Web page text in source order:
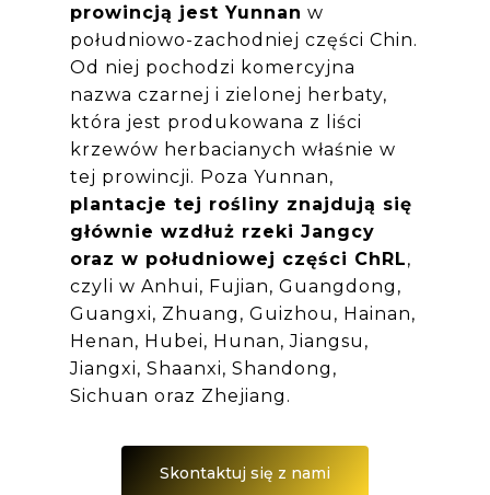
prowincją jest Yunnan w
południowo-zachodniej części Chin.
Od niej pochodzi komercyjna
nazwa czarnej i zielonej herbaty,
która jest produkowana z liści
krzewów herbacianych właśnie w
tej prowincji. Poza Yunnan,
plantacje tej rośliny znajdują się
głównie wzdłuż rzeki Jangcy
oraz w południowej części ChRL,
czyli w Anhui, Fujian, Guangdong,
Guangxi, Zhuang, Guizhou, Hainan,
Henan, Hubei, Hunan, Jiangsu,
Jiangxi, Shaanxi, Shandong,
Sichuan oraz Zhejiang.
Skontaktuj się z nami